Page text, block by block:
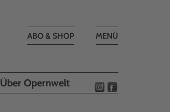
Toggle
MENÜ
ABO & SHOP
Über Opernwelt